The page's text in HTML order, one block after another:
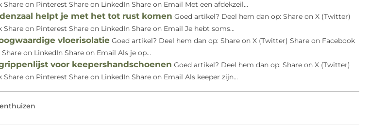
Share on Pinterest Share on LinkedIn Share on Email Met een afdekzeil...
helpt je met het tot rust komen Goed artikel? Deel hem dan op: Share on X (Twitter)
Share on Pinterest Share on LinkedIn Share on Email Je hebt soms...
vloerisolatie Goed artikel? Deel hem dan op: Share on X (Twitter) Share on Facebook
on LinkedIn Share on Email Als je op...
voor keepershandschoenen Goed artikel? Deel hem dan op: Share on X (Twitter)
Share on Pinterest Share on LinkedIn Share on Email Als keeper zijn...